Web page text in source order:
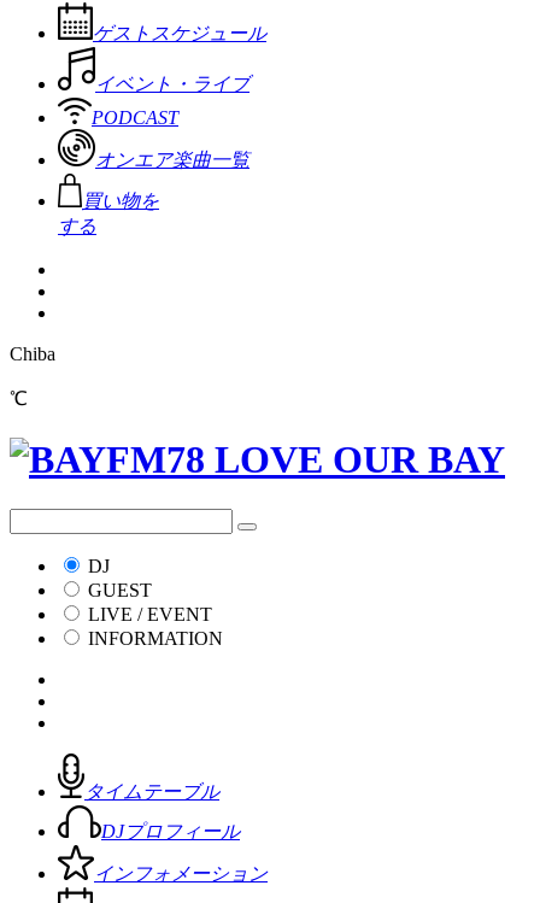
ゲストスケジュール
イベント・ライブ
PODCAST
オンエア楽曲一覧
買い物を
する
Chiba
℃
DJ
GUEST
LIVE / EVENT
INFORMATION
タイムテーブル
DJプロフィール
インフォメーション